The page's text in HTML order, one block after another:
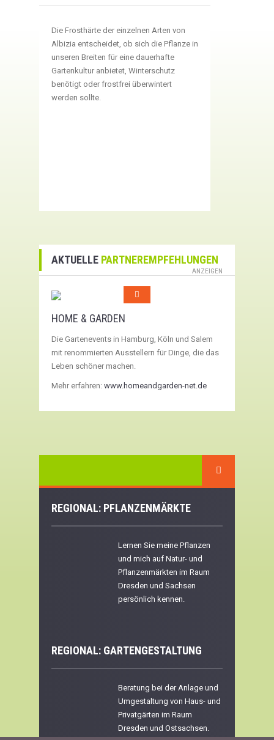
Die Frosthärte der einzelnen Arten von
Albizia entscheidet, ob sich die Pflanze in
unseren Breiten für eine dauerhafte
Gartenkultur anbietet, Winterschutz
benötigt oder frostfrei überwintert
werden sollte.
AKTUELLE PARTNEREMPFEHLUNGEN
ANZEIGEN
HOME & GARDEN
Die Gartenevents in Hamburg, Köln und Salem
mit renommierten Ausstellern für Dinge, die das
Leben schöner machen.
Mehr erfahren: www.homeandgarden-net.de
REGIONAL: PFLANZENMÄRKTE
Lernen Sie meine Pflanzen
und mich auf Natur- und
Pflanzenmärkten im Raum
Dresden und Sachsen
persönlich kennen.
REGIONAL: GARTENGESTALTUNG
Beratung bei der Anlage und
Umgestaltung von Haus- und
Privatgärten im Raum
Dresden und Ostsachsen.